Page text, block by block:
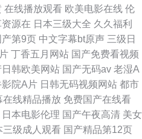
在线播放观看 欧美电影在线 伦
资源在 日本三级大全 久久福利
产第9页 中文字幕bt原声 三级日
丁香五月网站 国产免费看视频
日韩欧美网站 国产无码av 老湿A
院A片 日韩无码视频网站 都市
在线精品播放 免费国产在线看
日本电影伦理 国产午夜高清 美女
三级成人观看 国产精品第12页